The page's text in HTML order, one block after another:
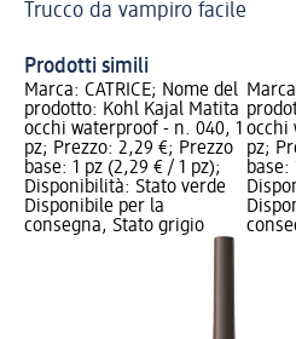
Trucco da vampiro facile
Prodotti simili
Marca: CATRICE; Nome del
prodotto: Kohl Kajal Matita
occhi waterproof - n. 040, 1
pz; Prezzo: 2,29 €; Prezzo
base: 1 pz (2,29 € / 1 pz);
Disponibilità: Stato verde
Disponibile per la
consegna, Stato grigio
occhi
pz;
base: